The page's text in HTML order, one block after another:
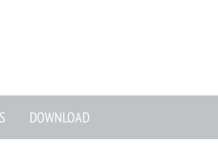
DOWNLOAD